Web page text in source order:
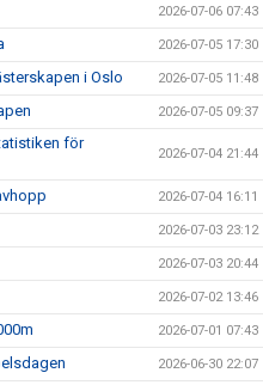
2026-07-06 07:43
2026-07-05 17:30
i Oslo 2026-07-05 11:48
2026-07-05 09:37
för
2026-07-04 21:44
2026-07-04 16:11
2026-07-03 23:12
2026-07-03 20:44
2026-07-02 13:46
2026-07-01 07:43
2026-06-30 22:07